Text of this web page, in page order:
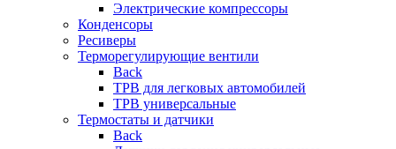
Электрические компрессоры
Конденсоры
Ресиверы
Терморегулирующие вентили
Back
ТРВ для легковых автомобилей
ТРВ универсальные
Термостаты и датчики
Back